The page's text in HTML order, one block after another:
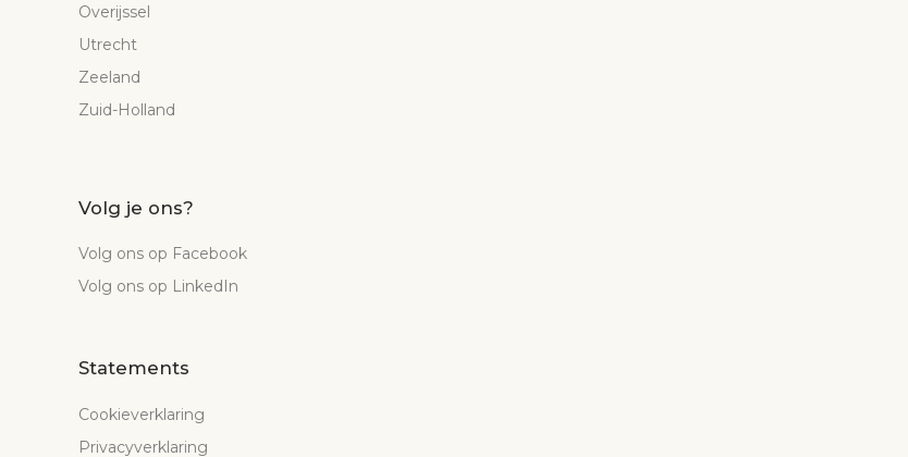
Overijssel
Utrecht
Zeeland
Zuid-Holland
Volg je ons?
Volg ons op Facebook
Volg ons op LinkedIn
Statements
Cookieverklaring
Privacyverklaring